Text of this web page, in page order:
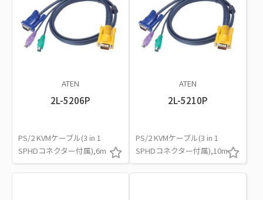
ATEN
2L-5206P
PS/2 KVMケーブル(3 in 1
SPHDコネクター付属),6m
ATEN
2L-5210P
PS/2 KVMケーブル(3 in 1
SPHDコネクター付属),10m